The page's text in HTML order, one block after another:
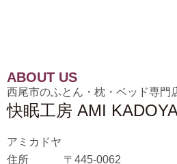
ABOUT US
西尾市のふとん・枕・ベッド専門
快眠工房 AMI
アミカドヤ
住所
〒445-0062